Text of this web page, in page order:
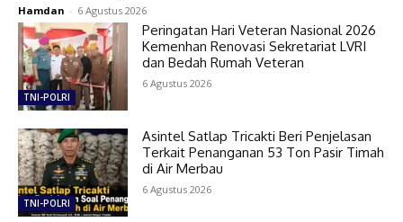
Hamdan - 6 Agustus 2026
TNI-POLRI
Peringatan Hari Veteran Nasional 2026
Kemenhan Renovasi Sekretariat LVRI
dan Bedah Rumah Veteran
6 Agustus 2026
TNI-POLRI
Asintel Satlap Tricakti Beri Penjelasan
Terkait Penanganan 53 Ton Pasir Timah
di Air Merbau
6 Agustus 2026